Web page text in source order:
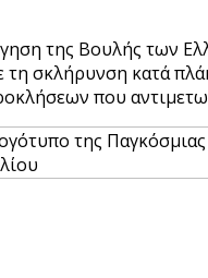
της Βουλής των
τη σκλήρυνση κατά
που